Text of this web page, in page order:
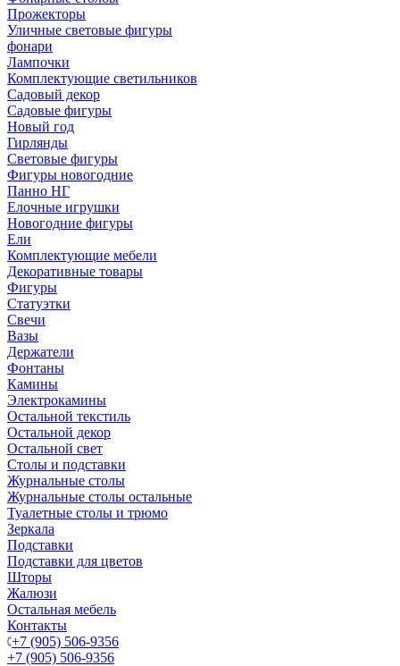
Прожекторы
Уличные световые фигуры
фонари
Лампочки
Комплектующие светильников
Садовый декор
Садовые фигуры
Новый год
Гирлянды
Световые фигуры
Фигуры новогодние
Панно НГ
Елочные игрушки
Новогодние фигуры
Ели
Комплектующие мебели
Декоративные товары
Фигуры
Статуэтки
Свечи
Вазы
Держатели
Фонтаны
Камины
Электрокамины
Остальной текстиль
Остальной декор
Остальной свет
Столы и подставки
Журнальные столы
Журнальные столы остальные
Туалетные столы и трюмо
Зеркала
Подставки
Подставки для цветов
Шторы
Жалюзи
Остальная мебель
Контакты
+7 (905) 506-9356
+7 (905) 506-9356